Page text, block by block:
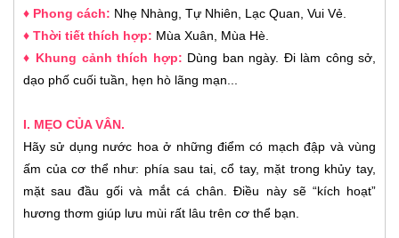
♦ Phong cách: Nhẹ Nhàng, Tự Nhiên, Lạc Quan, Vui Vẻ
♦ Thời tiết thích hợp: Mùa Xuân, Mùa Hè
♦ Khung cảnh thích hợp: Dùng ban ngày. Đi làm công sở,
dạo phố cuối tuần, hẹn hò lãng mạn...
I. MẸO CỦA VÂN.
Hãy sử dụng nước hoa ở những điểm có mạch đập và vùng
ấm của cơ thể như: phía sau tai, cổ tay, mặt trong khủy tay,
mặt sau đầu gối và mắt cá chân. Điều này sẽ “kích hoạt”
hương thơm giúp lưu mùi rất lâu trên cơ thể bạn.